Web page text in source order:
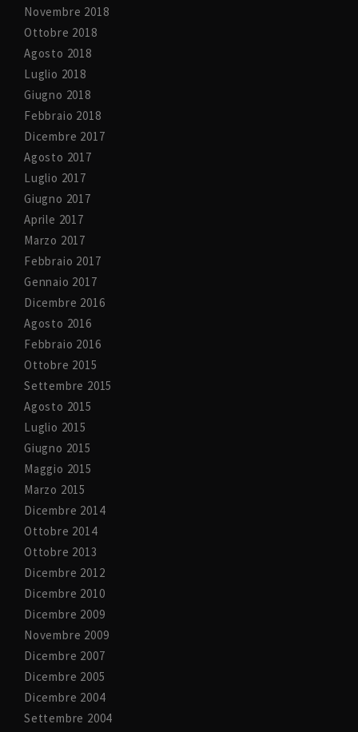
Novembre 2018
Ottobre 2018
Agosto 2018
Luglio 2018
Giugno 2018
Febbraio 2018
Dicembre 2017
Agosto 2017
Luglio 2017
Giugno 2017
Aprile 2017
Marzo 2017
Febbraio 2017
Gennaio 2017
Dicembre 2016
Agosto 2016
Febbraio 2016
Ottobre 2015
Settembre 2015
Agosto 2015
Luglio 2015
Giugno 2015
Maggio 2015
Marzo 2015
Dicembre 2014
Ottobre 2014
Ottobre 2013
Dicembre 2012
Dicembre 2010
Dicembre 2009
Novembre 2009
Dicembre 2007
Dicembre 2005
Dicembre 2004
Settembre 2004